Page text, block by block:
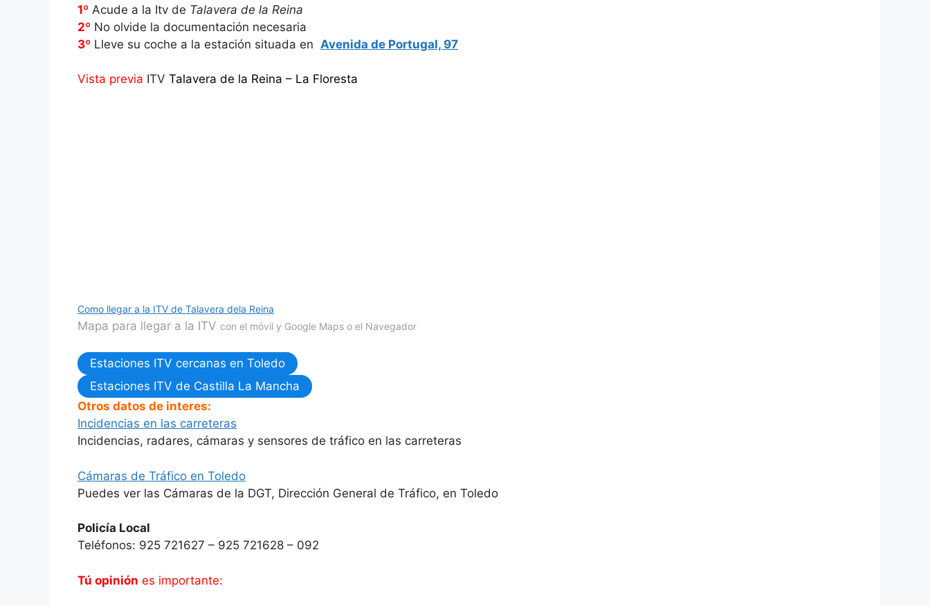
1º Acude a la Itv de Talavera de la Reina
2º No olvide la documentación necesaria
3º Lleve su coche a la estación situada en Avenida de Portugal, 97
Vista previa ITV Talavera de la Reina – La Floresta
Como llegar a la ITV de Talavera dela Reina
Mapa para llegar a la ITV con el móvil y Google Maps o el Navegador
Estaciones ITV cercanas en Toledo
Estaciones ITV de Castilla La Mancha
Otros datos de interes:
Incidencias en las carreteras
Incidencias, radares, cámaras y sensores de tráfico en las carreteras
Cámaras de Tráfico en Toledo
Puedes ver las Cámaras de la DGT, Dirección General de Tráfico, en Toledo
Policía Local
Teléfonos: 925 721627 – 925 721628 – 092
Tú opinión es importante: